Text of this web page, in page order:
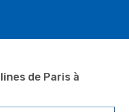
de Paris à